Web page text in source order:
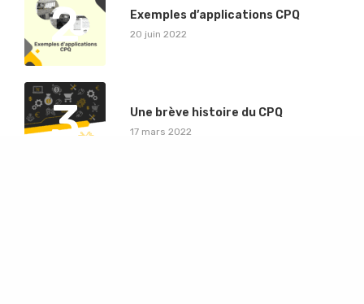
2 Exemples d’applications CPQ
20 juin 2022
3 Une brève histoire du CPQ
17 mars 2022